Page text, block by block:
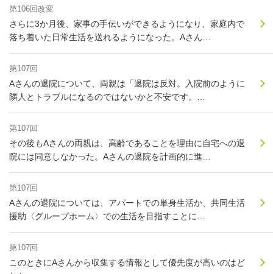
第106回改変
さらに3か月後、家事の手伝いができるようになり、家庭内で
落ち着いた日常生活を送れるようになった。Aさん…
第107回
Aさんの退院について、両親は「退院は反対。入院前のように
隣人とトラブルになるのではないかと不安です。…
第107回
その後もAさんの両親は、高齢であることを理由に自宅への退
院には同意しなかった。Aさんの退院を計画的に進…
第107回
Aさんの退院については、アパートでの単身生活か、共同生活
援助〈グループホーム〉での生活を目指すことに…
第107回
このときにAさんから収集する情報として優先度が高いのはど